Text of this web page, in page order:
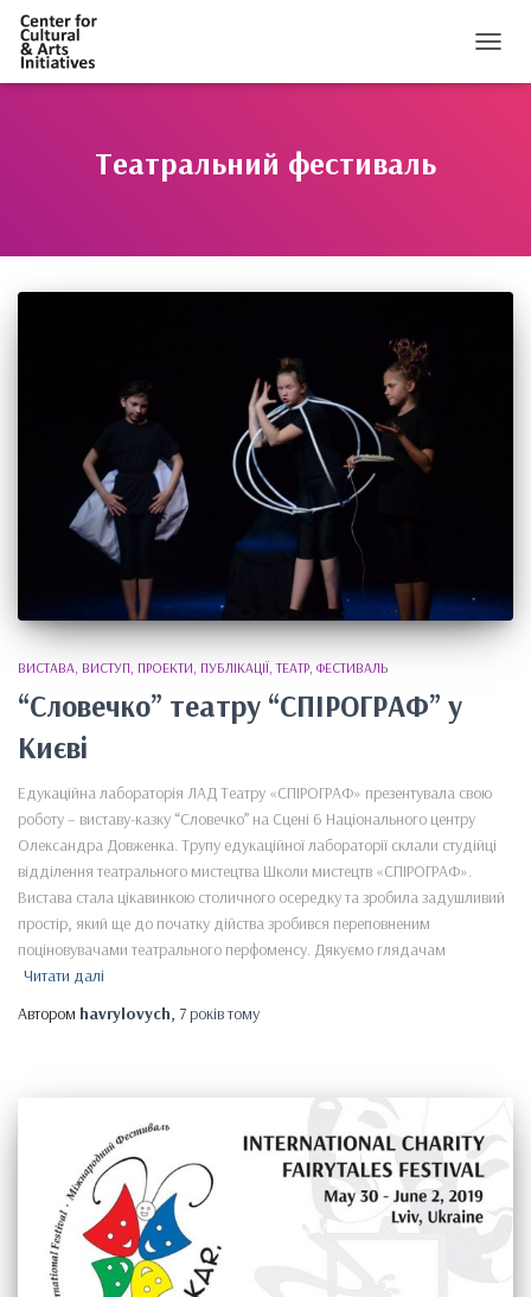
Театральний фестиваль
ВИСТАВА ВИСТУП ПРОЕКТИ ПУБЛІКАЦІЇ ТЕАТР ФЕСТИВАЛЬ
“Словечко” театру “СПІРОГРАФ” у
Києві
Едукаційна лабораторія ЛАД Театру «СПІРОГРАФ» презентувала свою
роботу – виставу-казку “Словечко” на Сцені 6 Національного центру
Олександра Довженка. Трупу едукаційної лабораторії склали студійці
відділення театрального мистецтва Школи мистецтв «СПІРОГРАФ».
Вистава стала цікавинкою столичного осередку та зробила задушливий
простір, який ще до початку дійства зробився переповненим
поціновувачами театрального перфоменсу. Дякуємо глядачам
Читати далі
Автором havrylovych 7 роківтому